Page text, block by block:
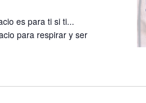
es para ti si ti...
para respirar y ser